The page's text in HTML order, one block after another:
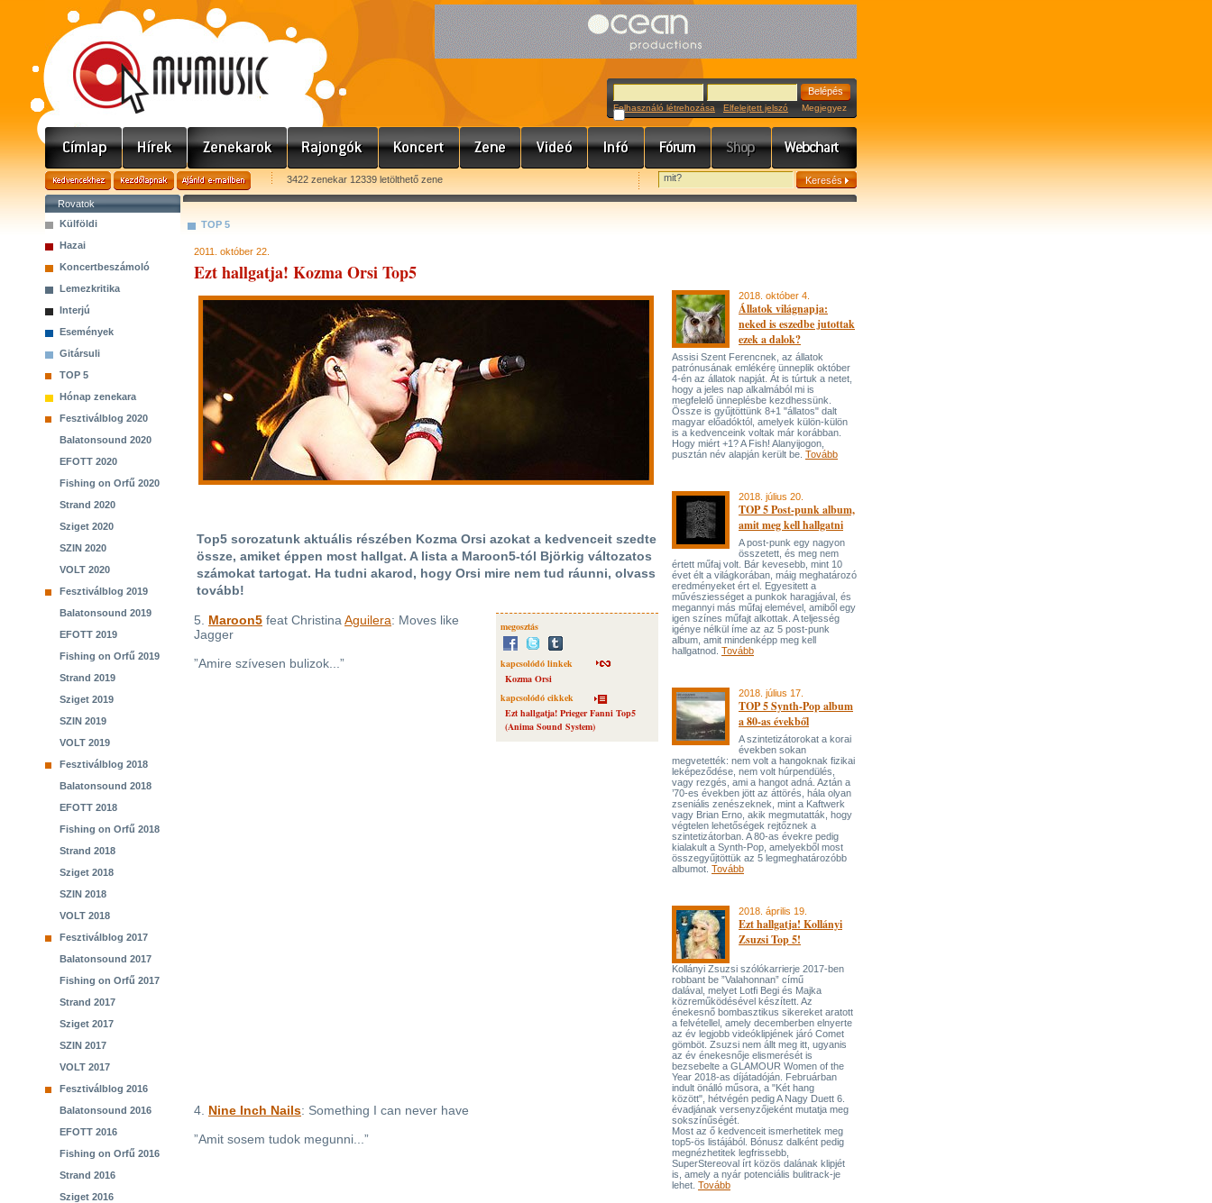
Felhasználó létrehozása Elfelejtett jelszó Megjegyez
3422 zenekar 12339 letölthető zene
Rovatok
Külföldi
Hazai
Koncertbeszámoló
Lemezkritika
Interjú
Események
Gitársuli
TOP 5
Hónap zenekara
Fesztiválblog 2020
Balatonsound 2020
EFOTT 2020
Fishing on Orfű 2020
Strand 2020
Sziget 2020
SZIN 2020
VOLT 2020
Fesztiválblog 2019
Balatonsound 2019
EFOTT 2019
Fishing on Orfű 2019
Strand 2019
Sziget 2019
SZIN 2019
VOLT 2019
Fesztiválblog 2018
Balatonsound 2018
EFOTT 2018
Fishing on Orfű 2018
Strand 2018
Sziget 2018
SZIN 2018
VOLT 2018
Fesztiválblog 2017
Balatonsound 2017
Fishing on Orfű 2017
Strand 2017
Sziget 2017
SZIN 2017
VOLT 2017
Fesztiválblog 2016
Balatonsound 2016
EFOTT 2016
Fishing on Orfű 2016
Strand 2016
Sziget 2016
TOP 5
2011. október 22.
Ezt hallgatja! Kozma Orsi Top5
Top5 sorozatunk aktuális részében Kozma Orsi azokat a kedvenceit szedte
össze, amiket éppen most hallgat. A lista a Maroon5-tól Björkig változatos
számokat tartogat. Ha tudni akarod, hogy Orsi mire nem tud ráunni, olvass
tovább!
megosztás
kapcsolódó linkek
Kozma Orsi
kapcsolódó cikkek
Ezt hallgatja! Prieger Fanni Top5
(Anima Sound System)
5. Maroon5 feat Christina Aguilera: Moves like
Jagger
”Amire szívesen bulizok...”
4. Nine Inch Nails: Something I can never have
”Amit sosem tudok megunni...”
2018. október 4.
Állatok világnapja:
neked is eszedbe jutottak
ezek a dalok?
Assisi Szent Ferencnek, az állatok
patrónusának emlékére ünneplik október
4-én az állatok napját. Át is túrtuk a netet,
hogy a jeles nap alkalmából mi is
megfelelő ünneplésbe kezdhessünk.
Össze is gyűjtöttünk 8+1 "állatos" dalt
magyar előadóktól, amelyek külön-külön
is a kedvenceink voltak már korábban.
Hogy miért +1? A Fish! Alanyijogon,
pusztán név alapján került be. Tovább
2018. július 20.
TOP 5 Post-punk album,
amit meg kell hallgatni
A post-punk egy nagyon
összetett, és meg nem
értett műfaj volt. Bár kevesebb, mint 10
évet élt a világkorában, máig meghatározó
eredményeket ért el. Egyesitett a
művésziességet a punkok haragjával, és
megannyi más műfaj elemével, amiből egy
igen színes műfajt alkottak. A teljesség
igénye nélkül íme az az 5 post-punk
album, amit mindenképp meg kell
hallgatnod. Tovább
2018. július 17.
TOP 5 Synth-Pop album
a 80-as évekből
A szintetizátorokat a korai
években sokan
megvetették: nem volt a hangoknak fizikai
leképeződése, nem volt húrpendülés,
vagy rezgés, ami a hangot adná. Aztán a
’70-es években jött az áttörés, hála olyan
zseniális zenészeknek, mint a Kaftwerk
vagy Brian Erno, akik megmutatták, hogy
végtelen lehetőségek rejtőznek a
szintetizátorban. A 80-as évekre pedig
kialakult a Synth-Pop, amelyekből most
összegyűjtöttük az 5 legmeghatározóbb
albumot. Tovább
2018. április 19.
Ezt hallgatja! Kollányi
Zsuzsi Top 5!
Kollányi Zsuzsi szólókarrierje 2017-ben
robbant be ”Valahonnan” című
dalával, melyet Lotfi Begi és Majka
közreműködésével készített. Az
énekesnő bombasztikus sikereket aratott
a felvétellel, amely decemberben elnyerte
az év legjobb videóklipjének járó Comet
gömböt. Zsuzsi nem állt meg itt, ugyanis
az év énekesnője elismerését is
bezsebelte a GLAMOUR Women of the
Year 2018-as díjátadóján. Februárban
indult önálló műsora, a "Két hang
között", hétvégén pedig A Nagy Duett 6.
évadjának versenyzőjeként mutatja meg
sokszínűségét.
Most az ő kedvenceit ismerhetitek meg
top5-ös listájából. Bónusz dalként pedig
megnézhetitek legfrissebb,
SuperStereoval írt közös dalának klipjét
is, amely a nyár potenciális bulitrack-je
lehet. Tovább